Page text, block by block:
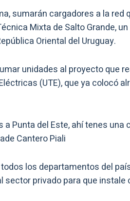
sumarán cargadores a la red
Mixta de Salto Grande,
Oriental del Uruguay.
unidades al proyecto que
(UTE), que ya colocó
a Punta del Este, ahí tenes
Cantero Piali
los departamentos del
privado para que instale